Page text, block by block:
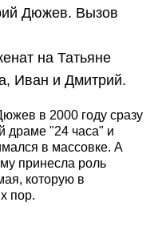
Дюжев. Вызов
на Татьяне
Иван и Дмитрий.
в 2000 году сразу
драме "24 часа" и
в массовке. А
принесла роль
которую в
пор.